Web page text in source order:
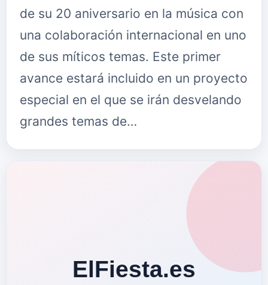
de su 20 aniversario en la música con
una colaboración internacional en uno
de sus míticos temas. Este primer
avance estará incluido en un proyecto
especial en el que se irán desvelando
grandes temas de…